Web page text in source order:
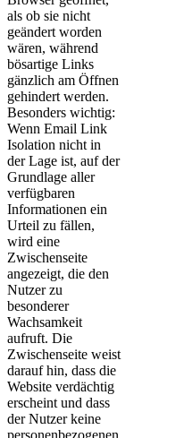
als ob sie nicht
geändert worden
wären, während
bösartige Links
gänzlich am Öffnen
gehindert werden.
Besonders wichtig:
Wenn Email Link
Isolation nicht in
der Lage ist, auf der
Grundlage aller
verfügbaren
Informationen ein
Urteil zu fällen,
wird eine
Zwischenseite
angezeigt, die den
Nutzer zu
besonderer
Wachsamkeit
aufruft. Die
Zwischenseite weist
darauf hin, dass die
Website verdächtig
erscheint und dass
der Nutzer keine
personenbezogenen